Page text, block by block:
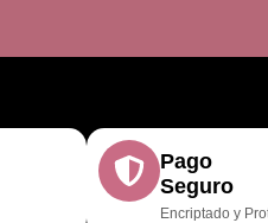
Pago
Seguro
Encriptado y